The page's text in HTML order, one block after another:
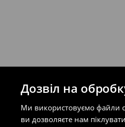
Дозвіл на
Ми використовуємо файли
ви дозволяєте нам